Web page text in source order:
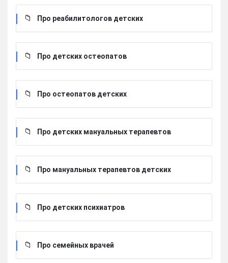
Про реабилитологов детских
Про детских остеопатов
Про остеопатов детских
Про детских мануальных терапевтов
Про мануальных терапевтов детских
Про детских психиатров
Про семейных врачей